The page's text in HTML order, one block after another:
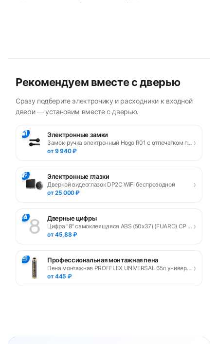
Рекомендуем вместе с дверью
Сразу подберите электронику и расходники к входной
двери — установим вместе с дверью.
🔐 Электронные замки
Замок-ручка электронный Hogo R01 с отпечатком пальца, черный
от 9 940 ₽
›
📹 Электронные глазки
Дверной видеоглазок DP2C WiFi беспроводной
от 25 000 ₽
›
🔢 Дверные цифры
Цифра "8" самоклеящаяся ABS (50х37) (FUARO) CP хром
от 45,88 ₽
›
🧰 Профессиональная монтажная пена
Пена монтажная PROFFLEX UNIVERSAL 65л универсальная
от 445 ₽
›